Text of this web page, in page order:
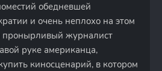
обедневшей
и очень неплохо на этом
пронырливый журналист
руке американца,
киносценарий, в котором